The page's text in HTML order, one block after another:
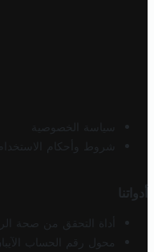
سياسة الخصوصية
شروط وأحكام الاستخدام
أدواتنا
أداة التحقق من صحة
محول رقم الحساب